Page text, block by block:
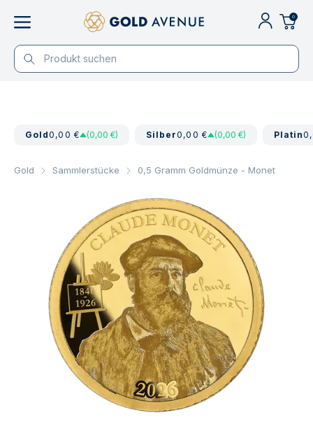
0
Gold0,00 € (0,00 €) Silber0,00 € (0,00 €) Platin
Gold Sammlerstücke 0,5 Gramm Goldmünze - Monet